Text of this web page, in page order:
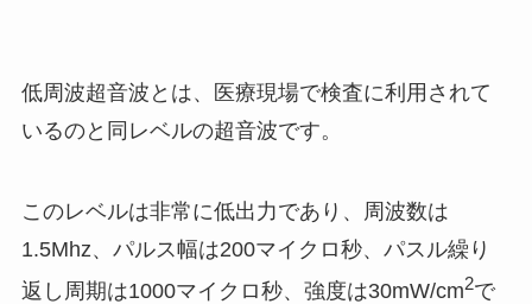
低周波超音波とは、医療現場で検査に利用されて
いるのと同レベルの超音波です。
このレベルは非常に低出力であり、周波数は
1.5Mhz、パルス幅は200マイクロ秒、パスル繰り
返し周期は1000マイクロ秒、強度は30mW/cm2で